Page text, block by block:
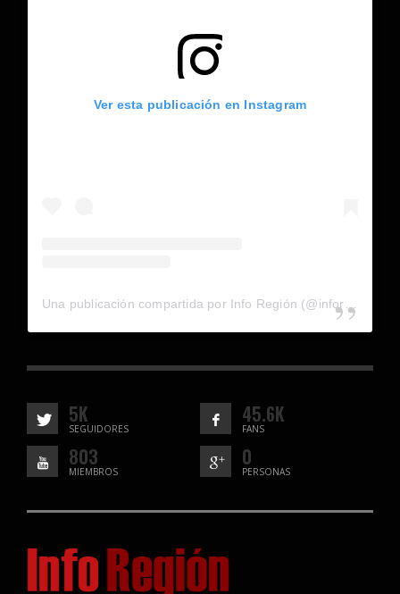
Ver esta publicación en Instagram
5K
SEGUIDORES
45.6K
FANS
803
MIEMBROS
0
PERSONAS